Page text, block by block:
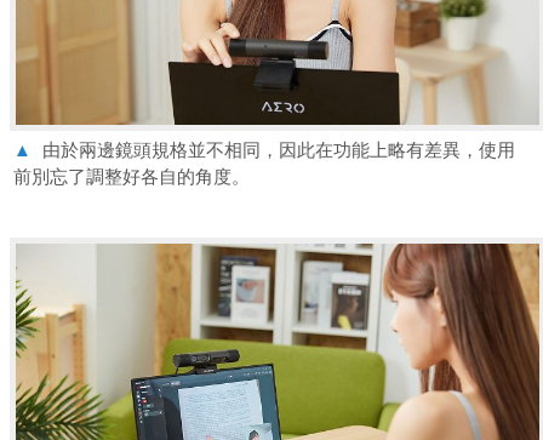
▲
由於兩邊鏡頭規格並不相同，因此在功能上略有差異，使用
前別忘了調整好各自的角度。